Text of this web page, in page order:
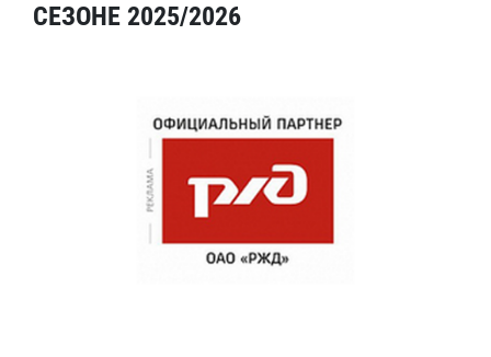
СЕЗОНЕ 2025/2026